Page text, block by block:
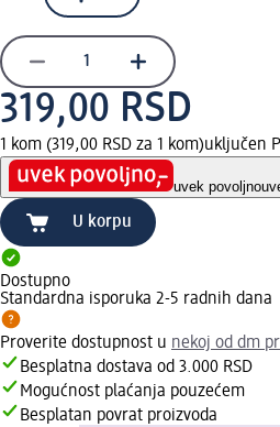
319,00 RSD
1 kom (319,00 RSD za 1 kom)uključen
uvek povoljno
U korpu
Dostupno
Standardna isporuka 2-5 radnih dana
Proverite dostupnost u nekoj od dm
Besplatna dostava od 3.000 RSD
Mogućnost plaćanja pouzećem
Besplatan povrat proizvoda